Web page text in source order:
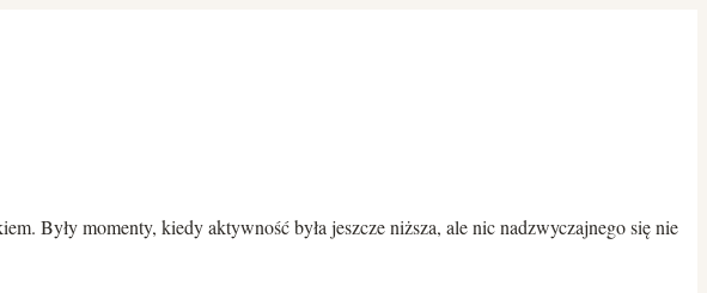
Były momenty, kiedy aktywność była jeszcze niższa, ale nic nadzwyczajnego się nie